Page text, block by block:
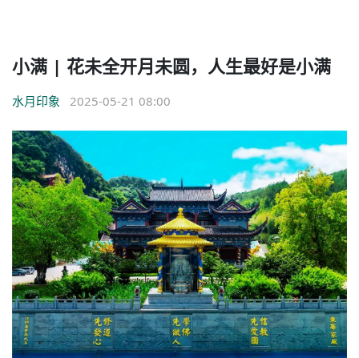
小满 | 花未全开月未圆，人生最好是小满
水月印象 2025-05-21 08:00